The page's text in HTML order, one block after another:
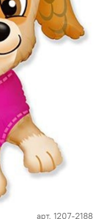
арт. 1207-2188